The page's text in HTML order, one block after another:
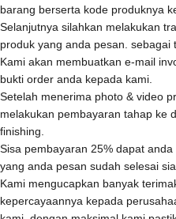
barang berserta kode produknya
Selanjutnya silahkan melakukan
produk yang anda pesan. sebagai
Kami akan membuatkan e-mail
bukti order anda kepada kami.
Setelah menerima photo & video
melakukan pembayaran tahap ke
finishing.
Sisa pembayaran 25% dapat
yang anda pesan sudah selesai
Kami mengucapkan banyak
kepercayaannya kepada